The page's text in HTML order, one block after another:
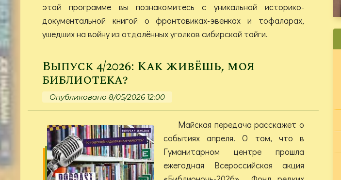
этой программе вы познакомитесь с уникальной историко-
документальной книгой о фронтовиках-эвенках и тофаларах,
ушедших на войну из отдалённых уголков сибирской тайги.
Выпуск 4/2026: Как живёшь, моя
библиотека?
Опубликовано 8/05/2026 12:00
Майская передача расскажет о
событиях апреля. О том, что в
Гуманитарном центре прошла
ежегодная Всероссийская акция